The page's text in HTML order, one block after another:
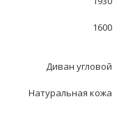
1600
Диван угловой
Натуральная кожа